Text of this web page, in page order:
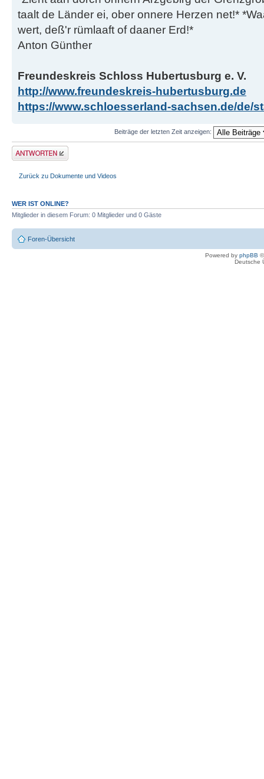
taalt de Länder ei, ober onnere Herzen net!*
wert, deß'r rümlaaft of daaner Erd!*
Anton Günther
Freundeskreis Schloss Hubertusburg e. V.
http://www.freundeskreis-hubertusburg.de
https://www.schloesserland-sachsen.de/de/
Beiträge der letzten Zeit anzeigen:
Antwort erstellen
Zurück zu Dokumente und Videos
WER IST ONLINE?
Mitglieder in diesem Forum: 0 Mitglieder und 0 Gäste
Foren-Übersicht
Powered by phpBB
Deutsche